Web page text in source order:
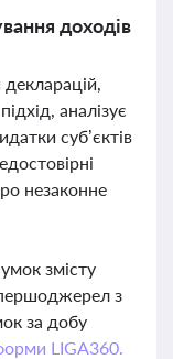
доходів
аналізує
суб’єктів
незаконне
змісту
з
за добу
LIGA360.